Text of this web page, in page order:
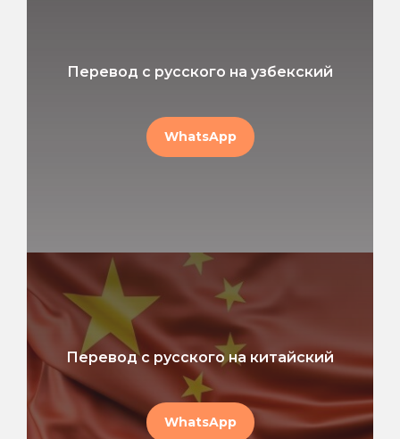
Перевод с русского на узбекский
WhatsApp
Перевод с русского на китайский
WhatsApp